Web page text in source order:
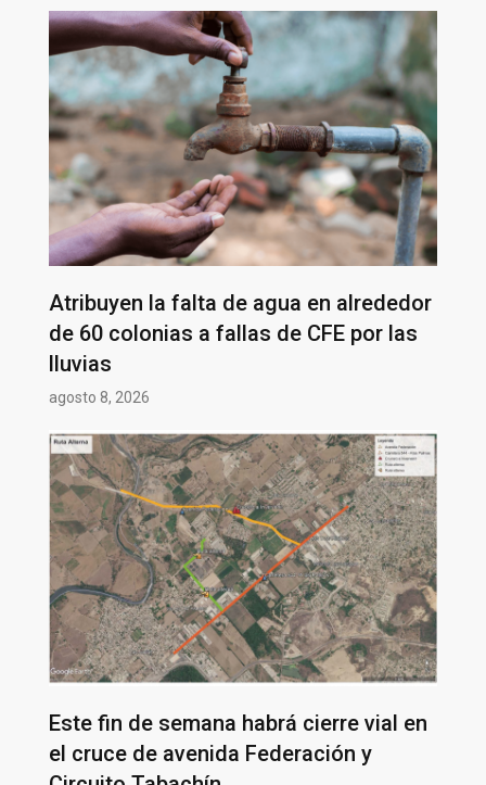
Atribuyen la falta de agua en alrededor
de 60 colonias a fallas de CFE por las
lluvias
agosto 8, 2026
Este fin de semana habrá cierre vial en
el cruce de avenida Federación y